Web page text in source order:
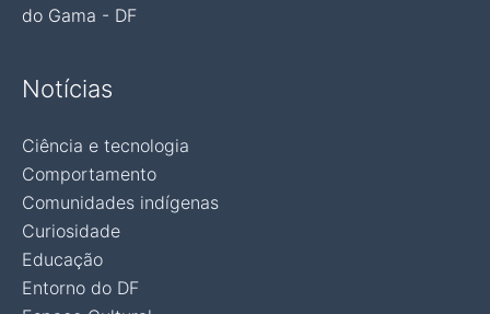
do Gama - DF
Notícias
Ciência e tecnologia
Comportamento
Comunidades indígenas
Curiosidade
Educação
Entorno do DF